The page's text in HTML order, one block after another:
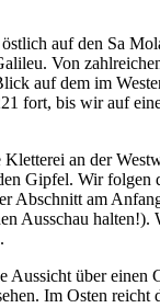
auf den Sa
Von
auf dem im
fort, bis wir auf
an der
Gipfel. Wir
Abschnitt am
Ausschau
Aussicht über einen
Im Osten